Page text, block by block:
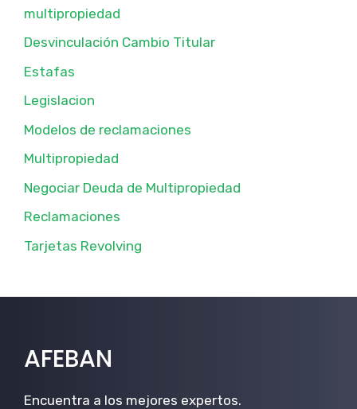
multipropiedad
Desvinculación Cambio Titular
Estafas
Legislacion
Modelos de reclamaciones
Multipropiedad
Negociar Deuda de Multipropiedad
Reclamaciones
Tarjetas Revolving
AFEBAN
Encuentra a los mejores expertos.